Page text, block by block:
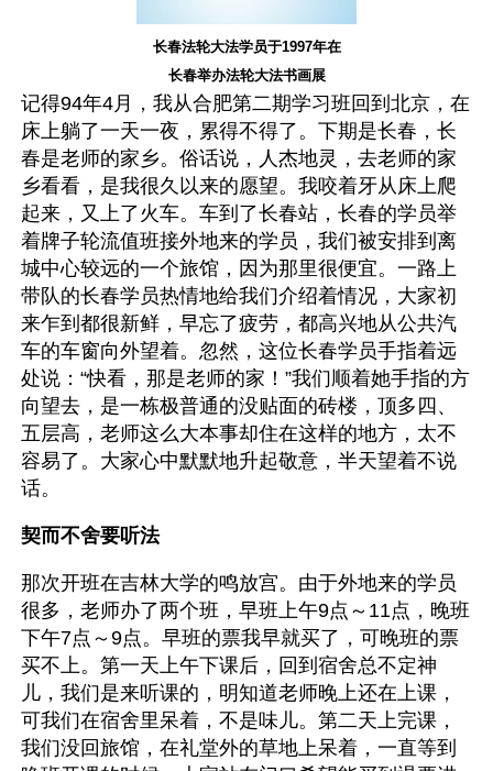
长春法轮大法学员于1997年在
长春举办法轮大法书画展
记得94年4月，我从合肥第二期学习班回到北京，在
床上躺了一天一夜，累得不得了。下期是长春，长
春是老师的家乡。俗话说，人杰地灵，去老师的家
乡看看，是我很久以来的愿望。我咬着牙从床上爬
起来，又上了火车。车到了长春站，长春的学员举
着牌子轮流值班接外地来的学员，我们被安排到离
城中心较远的一个旅馆，因为那里很便宜。一路上
带队的长春学员热情地给我们介绍着情况，大家初
来乍到都很新鲜，早忘了疲劳，都高兴地从公共汽
车的车窗向外望着。忽然，这位长春学员手指着远
处说：“快看，那是老师的家！”我们顺着她手指的方
向望去，是一栋极普通的没贴面的砖楼，顶多四、
五层高，老师这么大本事却住在这样的地方，太不
容易了。大家心中默默地升起敬意，半天望着不说
话。
契而不舍要听法
那次开班在吉林大学的鸣放宫。由于外地来的学员
很多，老师办了两个班，早班上午9点～11点，晚班
下午7点～9点。早班的票我早就买了，可晚班的票
买不上。第一天上午下课后，回到宿舍总不定神
儿，我们是来听课的，明知道老师晚上还在上课，
可我们在宿舍里呆着，不是味儿。第二天上完课，
我们没回旅馆，在礼堂外的草地上呆着，一直等到